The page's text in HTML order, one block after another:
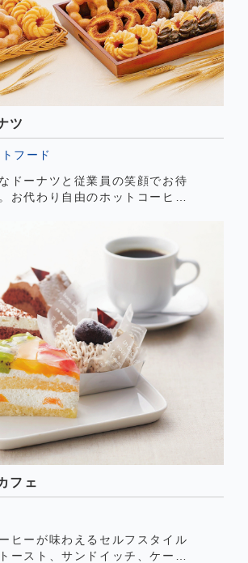
ツ
フード
ドーナツと従業員の笑顔でお待
お代わり自由のホットコーヒー
フェ
ヒーが味わえるセルフスタイル
ースト、サンドイッチ、ケーキ